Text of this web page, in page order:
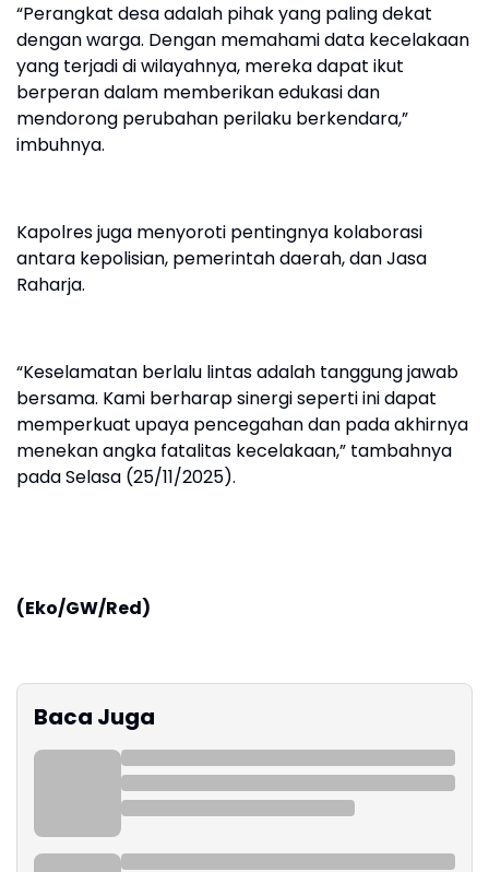
“Perangkat desa adalah pihak yang paling dekat
dengan warga. Dengan memahami data kecelakaan
yang terjadi di wilayahnya, mereka dapat ikut
berperan dalam memberikan edukasi dan
mendorong perubahan perilaku berkendara,”
imbuhnya.
Kapolres juga menyoroti pentingnya kolaborasi
antara kepolisian, pemerintah daerah, dan Jasa
Raharja.
“Keselamatan berlalu lintas adalah tanggung jawab
bersama. Kami berharap sinergi seperti ini dapat
memperkuat upaya pencegahan dan pada akhirnya
menekan angka fatalitas kecelakaan,” tambahnya
pada Selasa (25/11/2025).
(Eko/GW/Red)
Baca Juga